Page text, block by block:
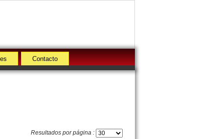
Contacto
Resultados por página :